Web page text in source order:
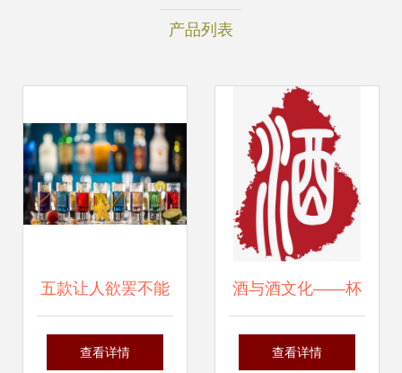
产品列表
五款让人欲罢不能
的无酒精鸡尾酒｜
查看详情
酒与酒文化——杯
中之物的千年礼赞
查看详情